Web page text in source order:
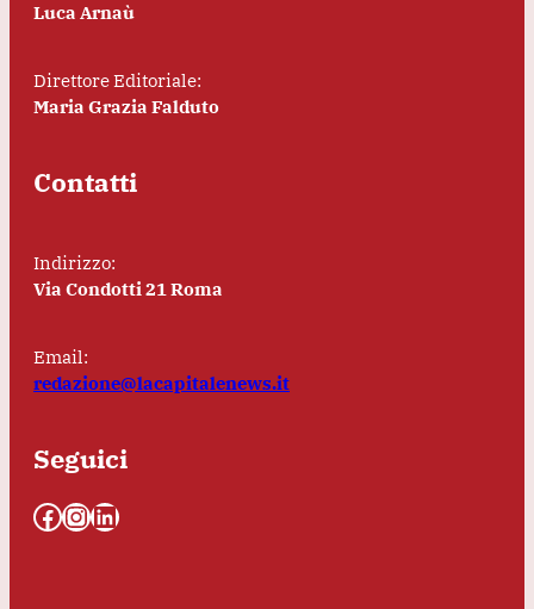
Luca Arnaù
Direttore Editoriale:
Maria Grazia Falduto
Contatti
Indirizzo:
Via Condotti 21 Roma
Email:
redazione@lacapitalenews.it
Seguici
Facebook InstagramLinkedIn